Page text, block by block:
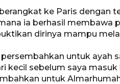
ke Paris dengan
ia berhasil membawa
dirinya mampu
untuk ayah
kecil sebelum saya
untuk